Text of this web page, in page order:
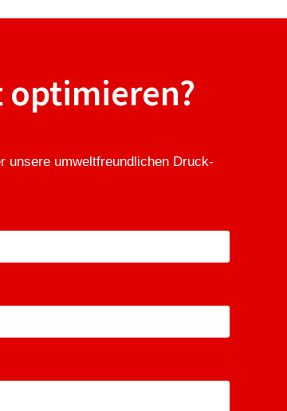
optimieren?
unsere umweltfreundlichen Druck-